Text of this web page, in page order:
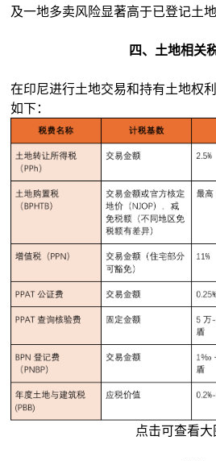
及一地多卖风险显著高于已登记土地
四、土地相关
在印尼进行土地交易和持有土地权
如下：
点击可查看大